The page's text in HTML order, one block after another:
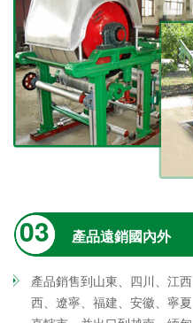
03 產品遠銷國內外
產品銷售到山東、四川、江
西、遼寧、福建、安徽、寧